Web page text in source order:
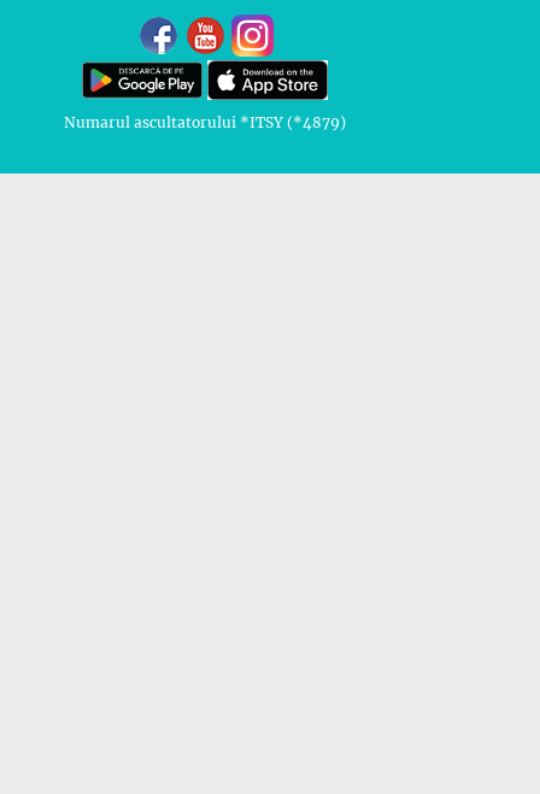
Numarul ascultatorului *ITSY (*4879)